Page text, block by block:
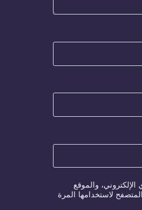
والموقع
لاستخدامها المرة